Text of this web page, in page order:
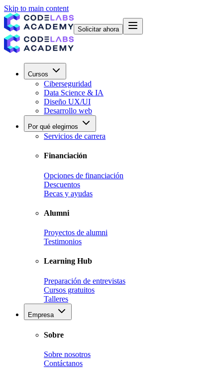
Skip to main content
Solicitar ahora
Cursos
Ciberseguridad
Data Science & IA
Diseño UX/UI
Desarrollo web
Por qué elegirnos
Servicios de carrera
Financiación
Opciones de financiación
Descuentos
Becas y ayudas
Alumni
Proyectos de alumni
Testimonios
Learning Hub
Preparación de entrevistas
Cursos gratuitos
Talleres
Empresa
Sobre
Sobre nosotros
Contáctanos